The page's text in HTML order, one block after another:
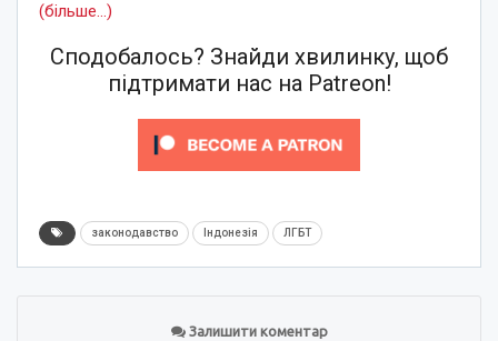
(більше…)
Сподобалось? Знайди хвилинку, щоб
підтримати нас на Patreon!
законодавство Індонезія ЛГБТ
Залишити коментар